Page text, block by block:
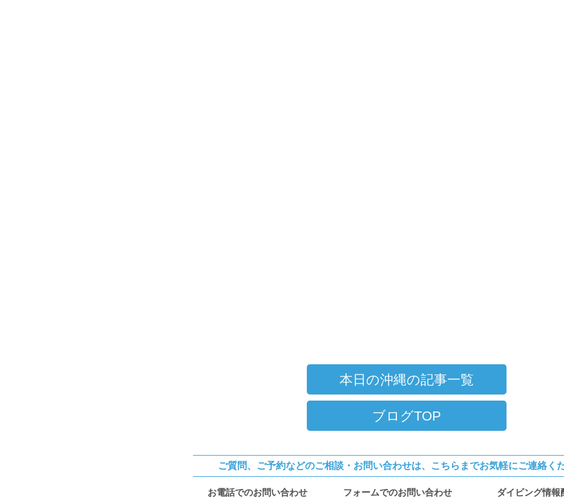
本日の沖縄の記事一覧
ブログTOP
ご質問、ご予約などのご相談・お問い合わせは、 こちらまでお気軽にご連絡く
お電話でのお問い合わせ フォームでのお問い合わせ ダイビング情報